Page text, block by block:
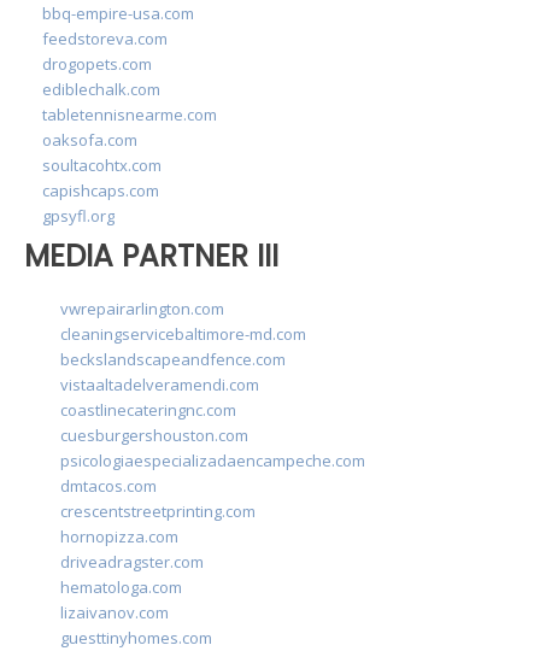
bbq-empire-usa.com
feedstoreva.com
drogopets.com
ediblechalk.com
tabletennisnearme.com
oaksofa.com
soultacohtx.com
capishcaps.com
gpsyfl.org
MEDIA PARTNER III
vwrepairarlington.com
cleaningservicebaltimore-md.com
beckslandscapeandfence.com
vistaaltadelveramendi.com
coastlinecateringnc.com
cuesburgershouston.com
psicologiaespecializadaencampeche.com
dmtacos.com
crescentstreetprinting.com
hornopizza.com
driveadragster.com
hematologa.com
lizaivanov.com
guesttinyhomes.com